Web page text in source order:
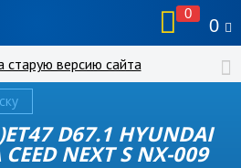
0
0
старую версию сайта
D67.1 HYUNDAI
NEXT S NX-009